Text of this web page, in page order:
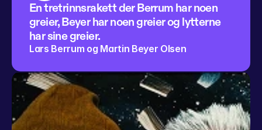
En tretrinnsrakett der Berrum har noen
greier, Beyer har noen greier og lytterne
har sine greier.
Lars Berrum og Martin Beyer Olsen